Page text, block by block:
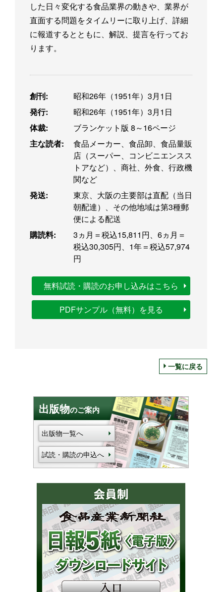
した日々変化する食品業界の動きや、業界が
直面する問題をタイムリーに取り上げ、詳細
に報道するとともに、解説、提言を行ってお
ります。
創刊:
昭和26年（1951年）3月1日
発行:
昭和26年（1951年）3月1日
体裁:
ブランケット版 8～16ページ
主な読者:
食品メーカー、食品卸、食品量販
店（スーパー、コンビニエンスス
トアなど）、商社、外食、行政機
関など
発送:
東京、大阪の主要部は直配（当日
朝配達）、その他地域は第3種郵
便による配送
購読料:
3ヵ月＝税込15,811円、6ヵ月＝
税込30,305円、1年＝税込57,974
円
無料試読・購読のお申し込みはこちら
PDFサンプル（無料）を見る
一覧に戻る
出版物のご案内
出版物一覧へ
試読・購読の申込へ